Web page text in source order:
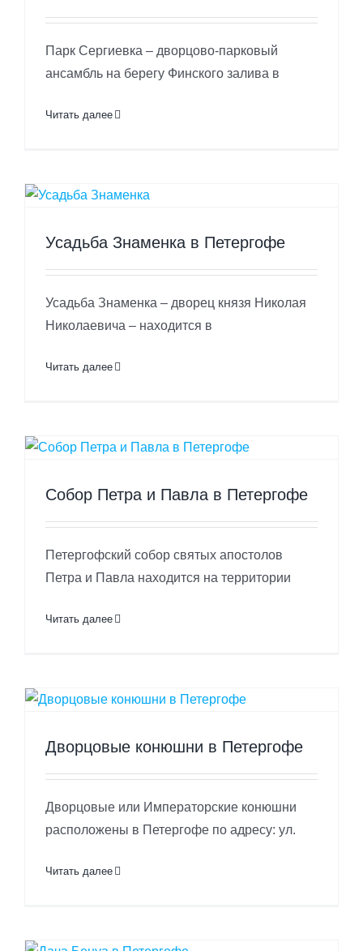
Парк Сергиевка – дворцово-парковый
ансамбль на берегу Финского залива в
Читать далее
Усадьба Знаменка в Петергофе
Усадьба Знаменка – дворец князя Николая
Николаевича – находится в
Читать далее
Собор Петра и Павла в Петергофе
Петергофский собор святых апостолов
Петра и Павла находится на территории
Читать далее
Дворцовые конюшни в Петергофе
Дворцовые или Императорские конюшни
расположены в Петергофе по адресу: ул.
Читать далее